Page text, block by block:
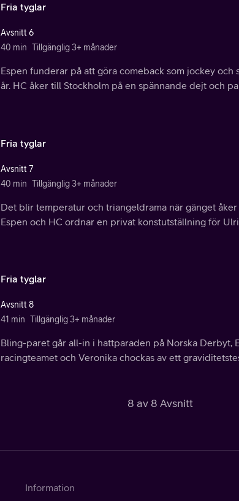
Fria tyglar
Avsnitt 6
40 min Tillgänglig 3+ månader
Espen funderar på att göra comeback som jockey och
år. HC åker till Stockholm på en spännande dejt och
Fria tyglar
Avsnitt 7
40 min Tillgänglig 3+ månader
Det blir temperatur och triangeldrama när gänget
Espen och HC ordnar en privat konstutställning för
Fria tyglar
Avsnitt 8
41 min Tillgänglig 3+ månader
Bling-paret går all-in i hattparaden på Norska Derbyt,
racingteamet och Veronika chockas av ett
8 av 8 Avsnitt
Information